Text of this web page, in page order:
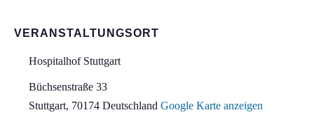
VERANSTALTUNGSORT
Hospitalhof Stuttgart
Büchsenstraße 33
Stuttgart, 70174 Deutschland Google Karte anzeigen